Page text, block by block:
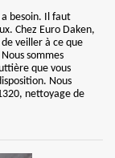
besoin. Il faut
Chez Euro Daken,
veiller à ce que
sommes
que vous
Nous
nettoyage de